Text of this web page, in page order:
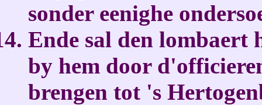
sonder eenighe
Ende sal den lombaert
by hem door
brengen tot 's